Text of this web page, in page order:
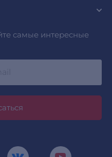
самые интересные